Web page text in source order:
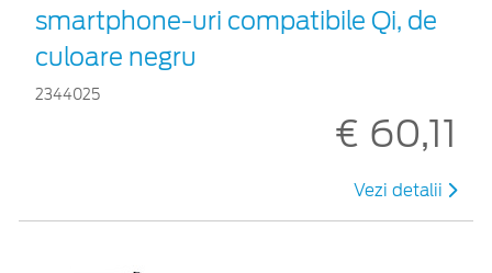
smartphone-uri compatibile Qi, de
culoare negru
2344025
€ 60,11
Vezi detalii